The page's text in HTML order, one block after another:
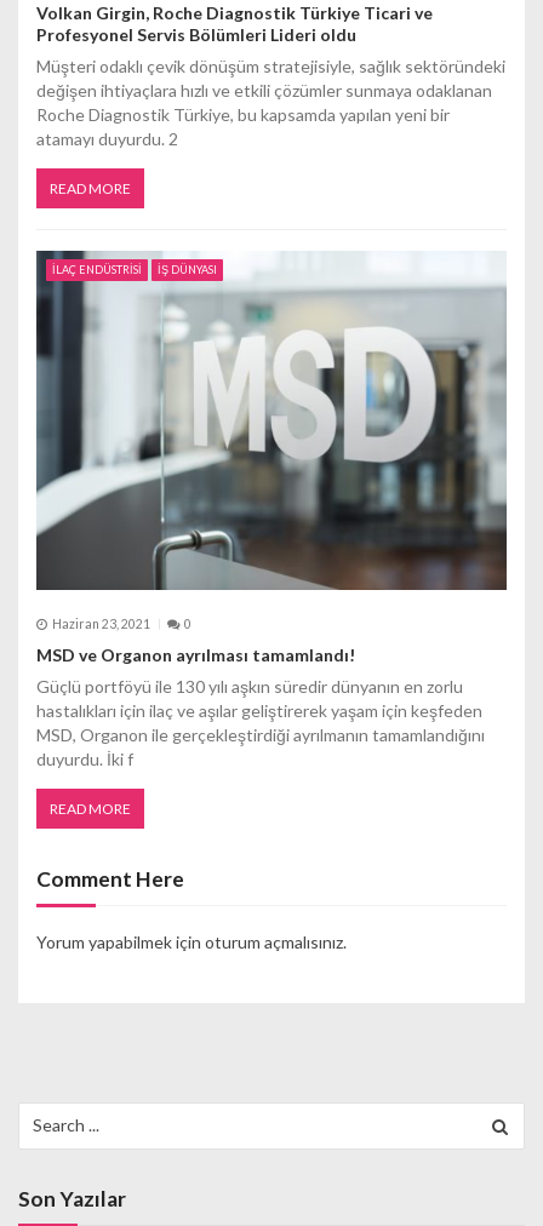
Volkan Girgin, Roche Diagnostik Türkiye Ticari ve
Profesyonel Servis Bölümleri Lideri oldu
Müşteri odaklı çevik dönüşüm stratejisiyle, sağlık sektöründeki
değişen ihtiyaçlara hızlı ve etkili çözümler sunmaya odaklanan
Roche Diagnostik Türkiye, bu kapsamda yapılan yeni bir
atamayı duyurdu. 2
READ MORE
İLAÇ ENDÜSTRİSİ İŞ DÜNYASI
Haziran 23, 2021 0
MSD ve Organon ayrılması tamamlandı!
Güçlü portföyü ile 130 yılı aşkın süredir dünyanın en zorlu
hastalıkları için ilaç ve aşılar geliştirerek yaşam için keşfeden
MSD, Organon ile gerçekleştirdiği ayrılmanın tamamlandığını
duyurdu. İki f
READ MORE
Comment Here
Yorum yapabilmek için oturum açmalısınız.
for:
Son Yazılar